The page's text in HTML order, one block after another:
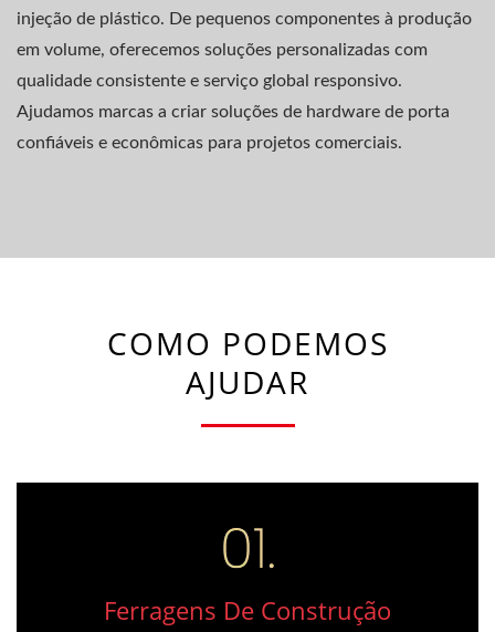
injeção de plástico. De pequenos componentes à produção
em volume, oferecemos soluções personalizadas com
qualidade consistente e serviço global responsivo.
Ajudamos marcas a criar soluções de hardware de porta
confiáveis e econômicas para projetos comerciais.
COMO PODEMOS
AJUDAR
Ferragens De Construção